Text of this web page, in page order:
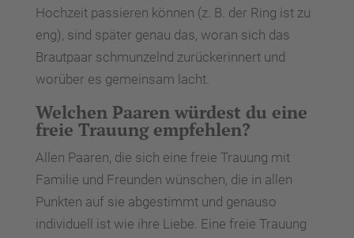
Hochzeit passieren können (z. B. der Ring ist zu
eng), sind später genau das, woran sich das
Brautpaar schmunzelnd zurückerinnert und
worüber es gemeinsam lacht.
Welchen Paaren würdest du eine
freie Trauung empfehlen?
Allen Paaren, die sich eine freie Trauung mit
Familie und Freunden wünschen, die in allen
Punkten auf sie abgestimmt und genauso
individuell ist wie ihre Liebe. Eine freie Trauung